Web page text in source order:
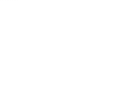
blättern